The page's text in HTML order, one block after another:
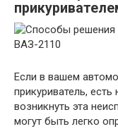
Если в вашем
прикуриватель,
возникнуть эта
могут быть легко